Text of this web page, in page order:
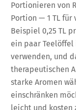
Portionieren von
Portion — 1 TL
Beispiel 0,25 TL
ein paar
verwenden, und
therapeutischen
starke Aromen
einschränken
leicht und kosten